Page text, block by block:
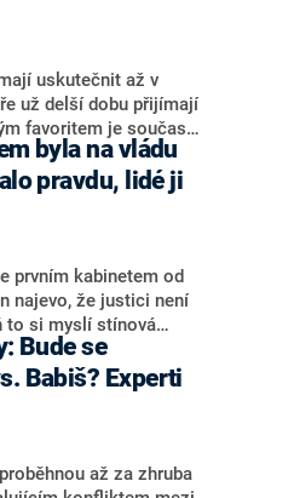
který je dnes
Hraba to na dotaz
senátorů ODS
s odchodem
Naše Česko není
uskutečnit až v
už delší dobu přijímají
favoritem je současná
za ním pak bookmakeři
tedy premiéra
Karla Havlíčka.
je poslanec za
Jan Kubáček nicméně
ze zmíněné trojice
koalice dosud
mohla konkurovat.
byla na vládu
pravdu, lidé ji
prvním kabinetem od
najevo, že justici není
to si myslí stínová
Decroix. V
si nebrala servítky
nástupce Jeronýma
pro lidská
„svoloč“ na
Decroix se také
Babiš? Experti
až za zhruba